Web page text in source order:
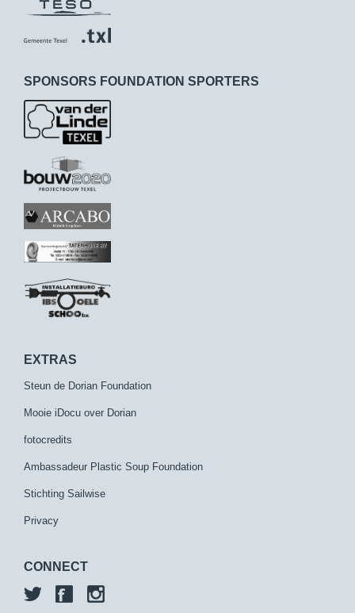
SPONSORS FOUNDATION SPORTERS
EXTRAS
Steun de Dorian Foundation
Mooie iDocu over Dorian
fotocredits
Ambassadeur Plastic Soup Foundation
Stichting Sailwise
Privacy
CONNECT